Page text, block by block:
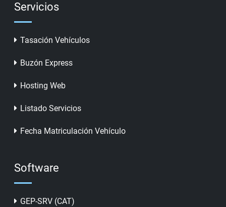
Servicios
Tasación Vehículos
Buzón Express
Hosting Web
Listado Servicios
Fecha Matriculación Vehículo
Software
GEP-SRV (CAT)